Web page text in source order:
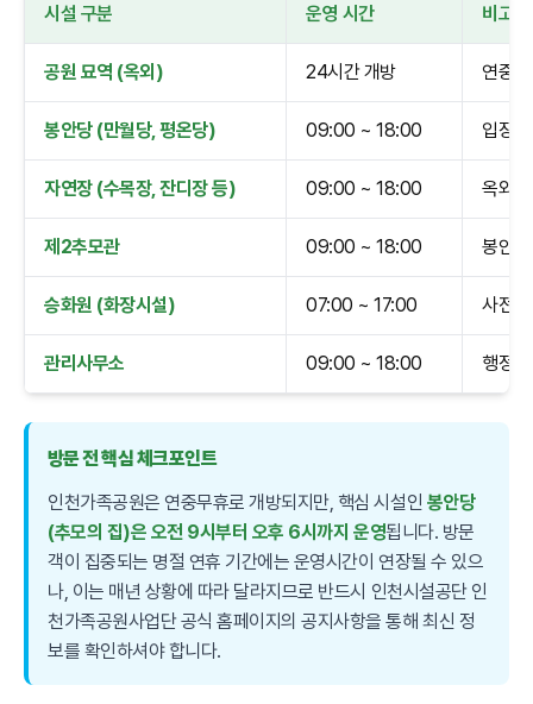
시설 구분 운영 시간 비고
공원 묘역 (옥외) 24시간 개방 연중
봉안당 (만월당, 평온당) 09:00 ~ 18:00 입장
자연장 (수목장, 잔디장 등) 09:00 ~ 18:00 옥외
제2추모관 09:00 ~ 18:00 봉안
승화원 (화장시설) 07:00 ~ 17:00 사전
관리사무소 09:00 ~ 18:00 행정
방문 전 핵심 체크포인트
인천가족공원은 연중무휴로 개방되지만, 핵심 시설인 봉안당
(추모의 집)은 오전 9시부터 오후 6시까지 운영됩니다. 방문
객이 집중되는 명절 연휴 기간에는 운영시간이 연장될 수 있으
나, 이는 매년 상황에 따라 달라지므로 반드시 인천시설공단 인
천가족공원사업단 공식 홈페이지의 공지사항을 통해 최신 정
보를 확인하셔야 합니다.